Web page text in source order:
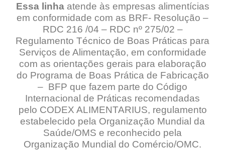
Essa linha atende às empresas alimentícias
em conformidade com as BRF- Resolução –
RDC 216 /04 – RDC nº 275/02 –
Regulamento Técnico de Boas Práticas para
Serviços de Alimentação, em conformidade
com as orientações gerais para elaboração
do Programa de Boas Prática de Fabricação
– BFP que fazem parte do Código
Internacional de Práticas recomendadas
pelo CODEX ALIMENTARIUS, regulamento
estabelecido pela Organização Mundial da
Saúde/OMS e reconhecido pela
Organização Mundial do Comércio/OMC.